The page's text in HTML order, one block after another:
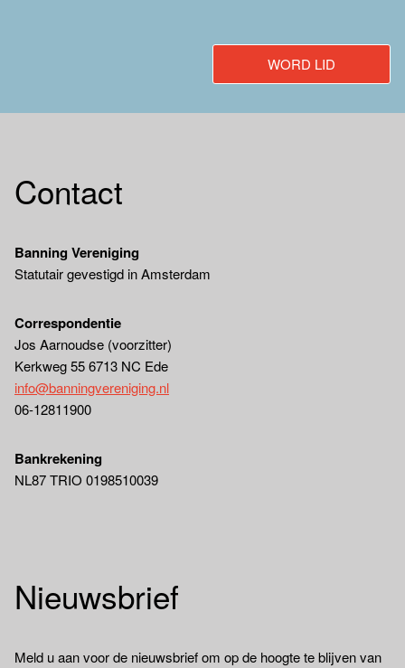
WORD LID
Contact
Banning Vereniging
Statutair gevestigd in Amsterdam
Correspondentie
Jos Aarnoudse (voorzitter)
Kerkweg 55 6713 NC Ede
info@banningvereniging.nl
06-12811900
Bankrekening
NL87 TRIO 0198510039
Nieuwsbrief
Meld u aan voor de nieuwsbrief om op de hoogte te blijven van